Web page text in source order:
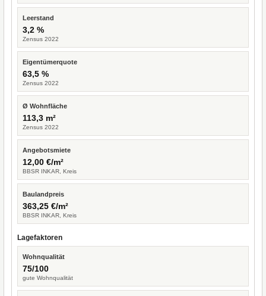
Leerstand
3,2 %
Zensus 2022
Eigentümerquote
63,5 %
Zensus 2022
Ø Wohnfläche
113,3 m²
Zensus 2022
Angebotsmiete
12,00 €/m²
BBSR INKAR, Kreis
Baulandpreis
363,25 €/m²
BBSR INKAR, Kreis
Lagefaktoren
Wohnqualität
75/100
gute Wohnqualität